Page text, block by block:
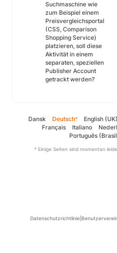
Suchmaschine wie
zum Beispiel einem
Preisvergleichsportal
(CSS, Comparison
Shopping Service)
platzieren, soll diese
Aktivität in einem
separaten, speziellen
Publisher Account
getrackt werden?
Dansk Deutsch* English (UK)
Français
Italiano
Português
* Einige Seiten sind momentan
Datenschutzrichtlinie